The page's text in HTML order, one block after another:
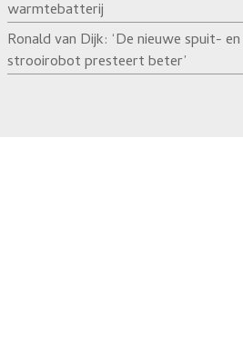
warmtebatterij
Ronald van Dijk: ‘De nieuwe spuit- en
strooirobot presteert beter’